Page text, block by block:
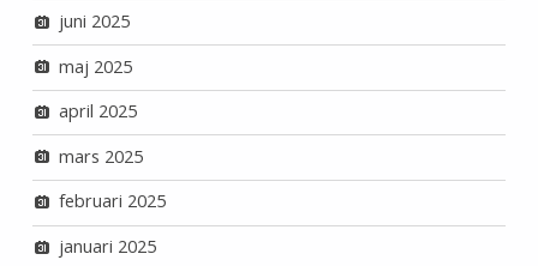
juni 2025
maj 2025
april 2025
mars 2025
februari 2025
januari 2025